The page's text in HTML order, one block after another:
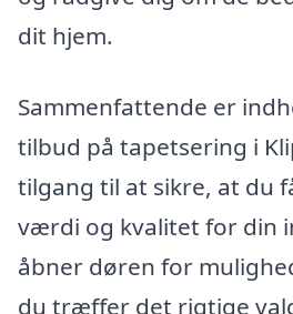
dit hjem.
Sammenfattende er
tilbud på tapetsering i
tilgang til at sikre, at du
værdi og kvalitet for din
åbner døren for
du træffer det rigtige